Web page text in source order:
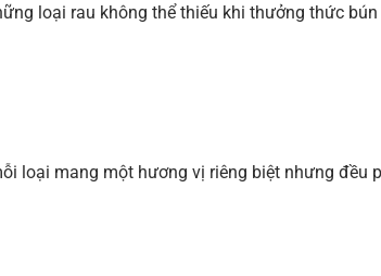
loại rau không thể thiếu khi thưởng thức bún
loại mang một hương vị riêng biệt nhưng đều